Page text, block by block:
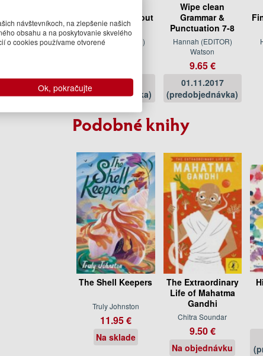
Finding Out About
Plants 6-7
Hannah (EDITOR)
30.04.2020
(predobjednávka)
Wipe clean
Grammar &
Punctuation 7-8
Hannah (EDITOR)
Watson
9.65 €
01.11.2017
(predobjednávka)
Podobné knihy
The Shell Keepers
Truly Johnston
11.95 €
Na sklade
The Extraordinary
Life of Mahatma
Gandhi
Chitra Soundar
9.50 €
Na objednávku
návštevníkoch, na zlepšenie našich
obsahu a na poskytovanie skvelého
o cookies používame otvorené
Ok, pokračujte